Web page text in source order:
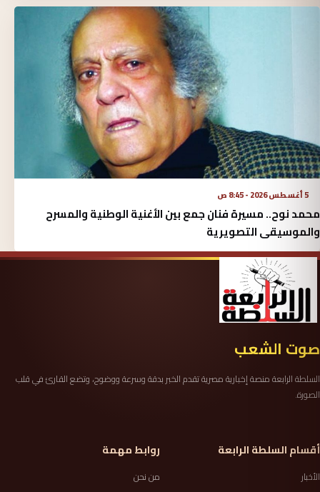
5 أغسطس 2026 - 8:45 ص
محمد نوح.. مسيرة فنان جمع بين الأغنية الوطنية والمسرح
والموسيقى التصويرية
صوت الشعب
السلطة الرابعة منصة إخبارية مصرية تقدم الخبر بدقة وسرعة ووضوح، وتضع القارئ في قلب
الصورة.
أقسام السلطة الرابعة
الأخبار
روابط مهمة
من نحن